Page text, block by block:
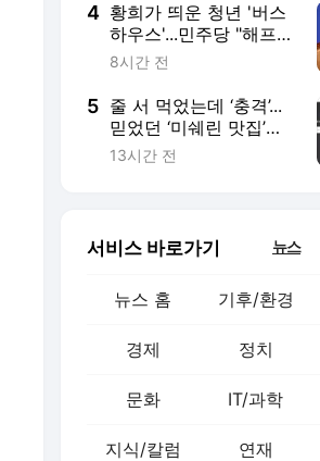
4 황희가 띄운 청년 '버스
하우스'...민주당 "해프닝
으로 봐달라"
8시간 전
5 줄 서 먹었는데 ‘충격’...
믿었던 ‘미쉐린 맛집’의
배신
13시간 전
서비스 바로가기 뉴스
뉴스 홈 기후/환경
경제 정치
문화 IT/과학
지식/칼럼 연재